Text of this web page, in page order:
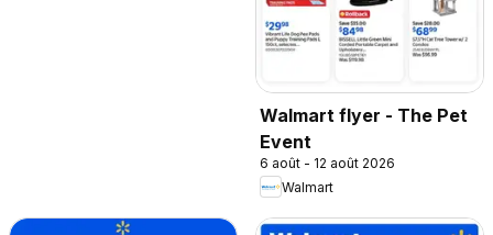
Walmart flyer - The Pet
Event
6 août - 12 août 2026
Walmart